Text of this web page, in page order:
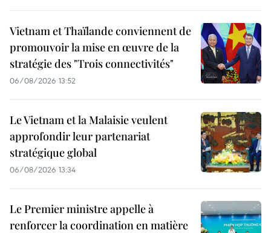
Vietnam et Thaïlande conviennent de
promouvoir la mise en œuvre de la
stratégie des "Trois connectivités"
06/08/2026 13:52
Le Vietnam et la Malaisie veulent
approfondir leur partenariat
stratégique global
06/08/2026 13:34
Le Premier ministre appelle à
renforcer la coordination en matière